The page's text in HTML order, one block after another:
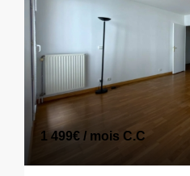
1 499€ / mois C.C